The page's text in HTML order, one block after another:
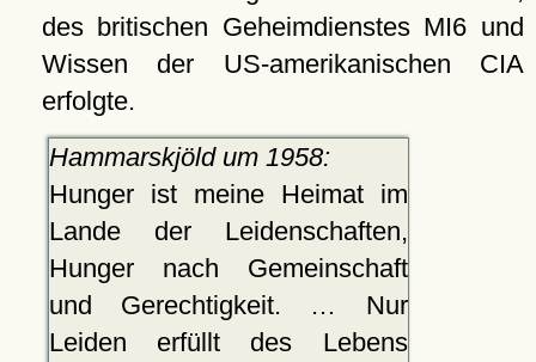
des britischen Geheimdienstes MI6 und
Wissen der US-amerikanischen CIA
erfolgte.
Hammarskjöld um 1958:
Hunger ist meine Heimat im
Lande der Leidenschaften,
Hunger nach Gemeinschaft
und Gerechtigkeit. … Nur
Leiden erfüllt des Lebens